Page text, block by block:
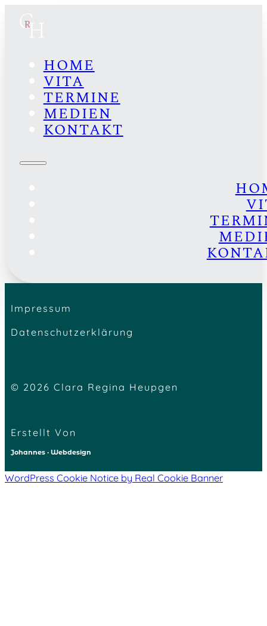
HOME
VITA
TERMINE
MEDIEN
KONTAKT
Impressum
Datenschutzerklärung
© 2026 Clara Regina Heupgen
Erstellt Von
Johannes · Webdesign
WordPress Cookie Notice by Real Cookie Banner